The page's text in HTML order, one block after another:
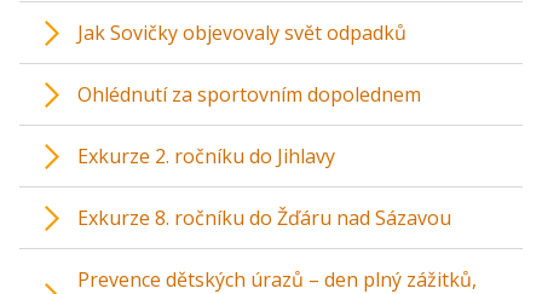
Jak Sovičky objevovaly svět odpadků
Ohlédnutí za sportovním dopolednem
Exkurze 2. ročníku do Jihlavy
Exkurze 8. ročníku do Žďáru nad Sázavou
Prevence dětských úrazů – den plný zážitků,